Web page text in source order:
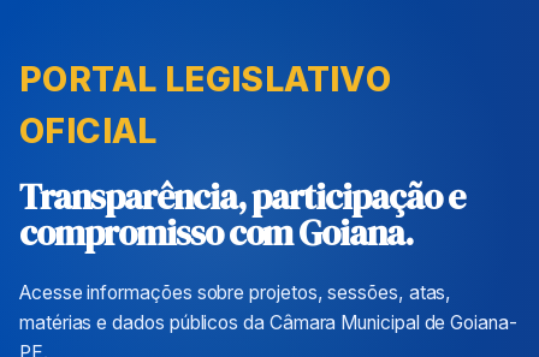
PORTAL LEGISLATIVO
OFICIAL
Transparência, participação e
compromisso com Goiana.
Acesse informações sobre projetos, sessões, atas,
matérias e dados públicos da Câmara Municipal de Goiana-